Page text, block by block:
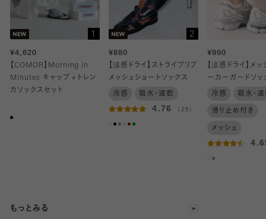
1
¥4,620
【COMOR】Morning in
Minutes キャップ＋トレン
カソックスセット
2
¥880
【涼感ドライ】ストライプリブ
メッシュショートソックス
冷感 吸水・速乾
4.76 （25）
¥990
【涼感ドライ】メ
ーカーガードソッ
冷感 吸水・
滑り止め付き
メッシュ
もっとみる